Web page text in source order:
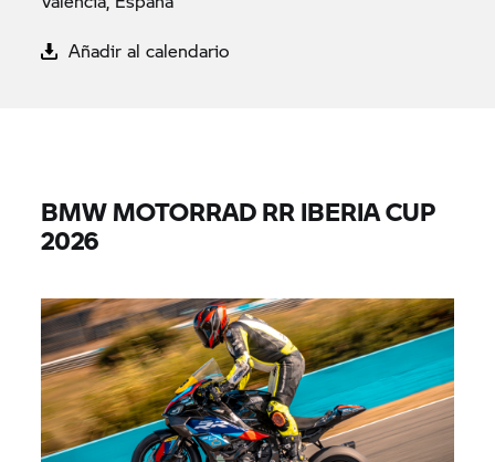
Añadir al calendario
BMW MOTORRAD RR IBERIA CUP
2026